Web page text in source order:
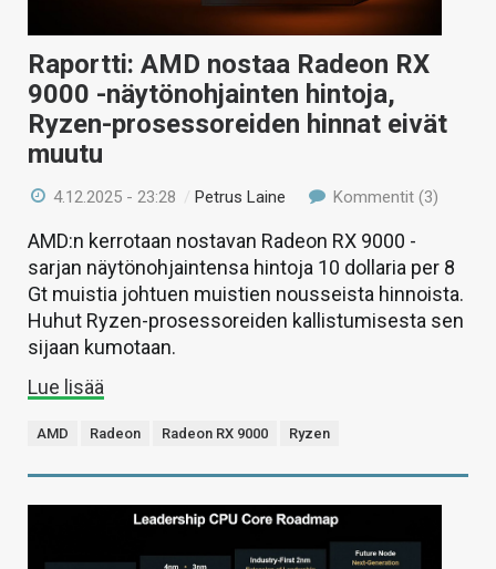
Raportti: AMD nostaa Radeon RX
9000 -näytönohjainten hintoja,
Ryzen-prosessoreiden hinnat eivät
muutu
4.12.2025 - 23:28 /Petrus Laine Kommentit (3)
AMD:n kerrotaan nostavan Radeon RX 9000 -
sarjan näytönohjaintensa hintoja 10 dollaria per 8
Gt muistia johtuen muistien nousseista hinnoista.
Huhut Ryzen-prosessoreiden kallistumisesta sen
sijaan kumotaan.
Lue lisää
AMD Radeon Radeon RX 9000 Ryzen